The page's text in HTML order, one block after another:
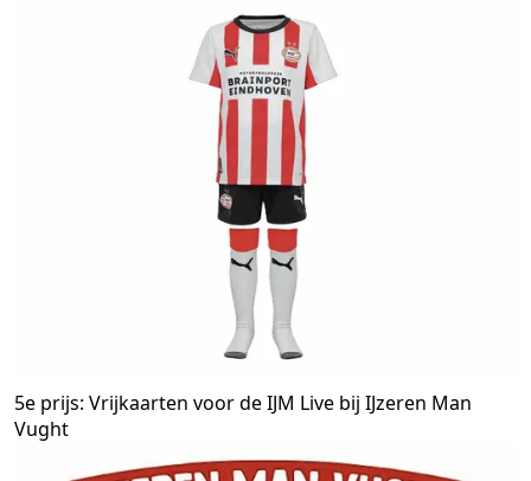
5e prijs: Vrijkaarten voor de IJM Live bij IJzeren Man
Vught